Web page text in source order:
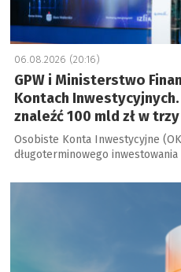
06.08.2026 (20:16)
GPW i Ministerstwo
Kontach
znaleźć 100 mld zł w
Osobiste Konta Inwestycyjne
długoterminowego
a